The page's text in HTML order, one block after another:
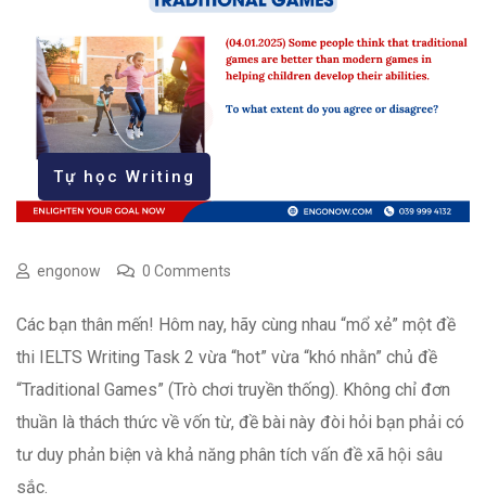
Tự học Writing
engonow 0 Comments
Các bạn thân mến! Hôm nay, hãy cùng nhau “mổ xẻ” một đề
thi IELTS Writing Task 2 vừa “hot” vừa “khó nhằn” chủ đề
“Traditional Games” (Trò chơi truyền thống). Không chỉ đơn
thuần là thách thức về vốn từ, đề bài này đòi hỏi bạn phải có
tư duy phản biện và khả năng phân tích vấn đề xã hội sâu
sắc.